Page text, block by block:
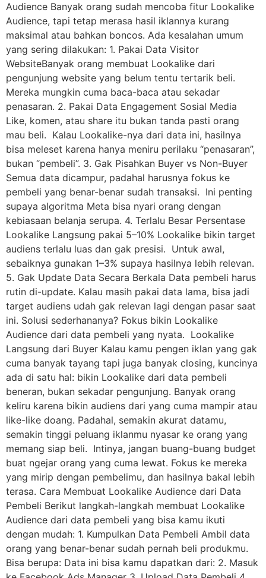
Audience Banyak orang sudah mencoba fitur Lookalike
Audience, tapi tetap merasa hasil iklannya kurang
maksimal atau bahkan boncos. Ada kesalahan umum
yang sering dilakukan: 1. Pakai Data Visitor
WebsiteBanyak orang membuat Lookalike dari
pengunjung website yang belum tentu tertarik beli.
Mereka mungkin cuma baca-baca atau sekadar
penasaran. 2. Pakai Data Engagement Sosial Media
Like, komen, atau share itu bukan tanda pasti orang
mau beli. Kalau Lookalike-nya dari data ini, hasilnya
bisa meleset karena hanya meniru perilaku “penasaran”,
bukan “pembeli”. 3. Gak Pisahkan Buyer vs Non-Buyer
Semua data dicampur, padahal harusnya fokus ke
pembeli yang benar-benar sudah transaksi. Ini penting
supaya algoritma Meta bisa nyari orang dengan
kebiasaan belanja serupa. 4. Terlalu Besar Persentase
Lookalike Langsung pakai 5–10% Lookalike bikin target
audiens terlalu luas dan gak presisi. Untuk awal,
sebaiknya gunakan 1–3% supaya hasilnya lebih relevan.
5. Gak Update Data Secara Berkala Data pembeli harus
rutin di-update. Kalau masih pakai data lama, bisa jadi
target audiens udah gak relevan lagi dengan pasar saat
ini. Solusi sederhananya? Fokus bikin Lookalike
Audience dari data pembeli yang nyata. Lookalike
Langsung dari Buyer Kalau kamu pengen iklan yang gak
cuma banyak tayang tapi juga banyak closing, kuncinya
ada di satu hal: bikin Lookalike dari data pembeli
beneran, bukan sekadar pengunjung. Banyak orang
keliru karena bikin audiens dari yang cuma mampir atau
like-like doang. Padahal, semakin akurat datamu,
semakin tinggi peluang iklanmu nyasar ke orang yang
memang siap beli. Intinya, jangan buang-buang budget
buat ngejar orang yang cuma lewat. Fokus ke mereka
yang mirip dengan pembelimu, dan hasilnya bakal lebih
terasa. Cara Membuat Lookalike Audience dari Data
Pembeli Berikut langkah-langkah membuat Lookalike
Audience dari data pembeli yang bisa kamu ikuti
dengan mudah: 1. Kumpulkan Data Pembeli Ambil data
orang yang benar-benar sudah pernah beli produkmu.
Bisa berupa: Data ini bisa kamu dapatkan dari: 2. Masuk